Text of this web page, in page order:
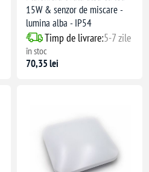
15W & senzor de miscare -
lumina alba - IP54
Timp de livrare:5-7 zile
în stoc
70,35 lei